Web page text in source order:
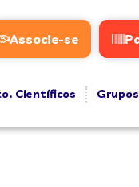
Associe-se
Científicos